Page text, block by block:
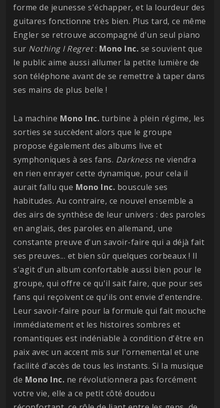
forme de jeunesse s'échapper, et la lourdeur des
guitares fonctionne très bien. Plus tard, ce même
Engler se retrouve accompagné d'un seul piano
sur Nothing I Regret: Mono Inc. se souvient que
le public aime aussi allumer la petite lumière de
son téléphone avant de se remettre à taper dans
ses mains de plus belle !
La machine Mono Inc. turbine à plein régime, les
sorties se succèdent alors que le groupe
propose également des albums live et
symphoniques à ses fans. Darknessne viendra
en rien enrayer cette dynamique, pour cela il
aurait fallu que Mono Inc. bouscule ses
habitudes. Au contraire, ce nouvel ensemble a
des airs de synthèse de leur univers : des paroles
en anglais, des paroles en allemand, une
constante preuve d'un savoir-faire qui a déjà fait
ses preuves... et bien sûr quelques corbeaux ! Il
s'agit d'un album confortable aussi bien pour le
groupe, qui offre ce qu'il sait faire, que pour ses
fans qui reçoivent ce qu'ils ont envie d'entendre.
Leur savoir-faire pour la formule qui fait mouche
immédiatement et les histoires sombres et
romantiques est indéniable à condition d'être en
paix avec un accent mis sur l'ornemental et une
facilité d'accès de tous les instants. Si la musique
de Mono Inc. ne révolutionnera pas forcément
votre vie, elle a ce petit côté doudou